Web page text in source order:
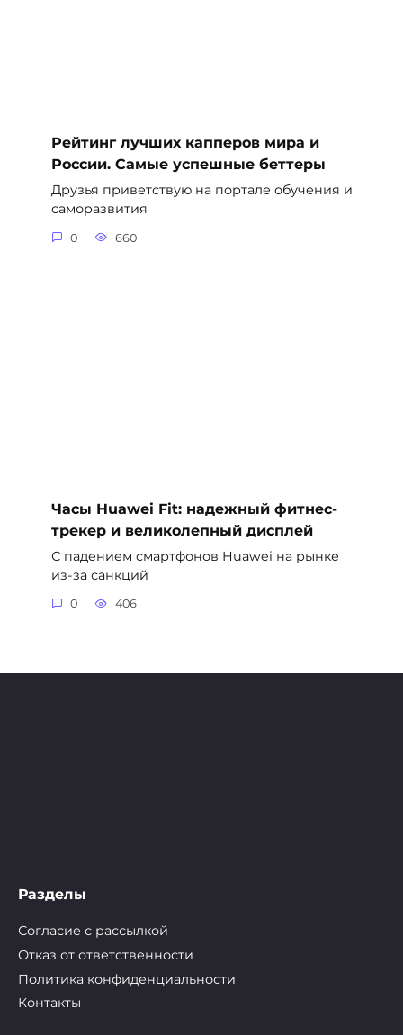
Рейтинг лучших капперов мира и
России. Самые успешные беттеры
Друзья приветствую на портале обучения и
саморазвития
0 660
Часы Huawei Fit: надежный фитнес-
трекер и великолепный дисплей
С падением смартфонов Huawei на рынке
из-за санкций
0 406
Разделы
Согласие с рассылкой
Отказ от ответственности
Политика конфиденциальности
Контакты